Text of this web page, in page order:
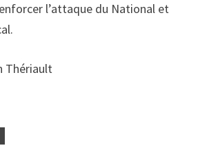
l’attaque du National et
Thériault